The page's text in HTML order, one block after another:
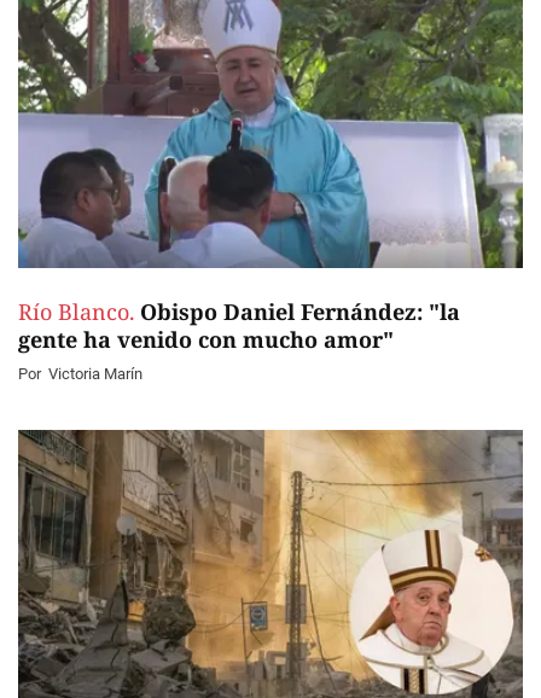
Río Blanco. Obispo Daniel Fernández: "la
gente ha venido con mucho amor"
Por Victoria Marín